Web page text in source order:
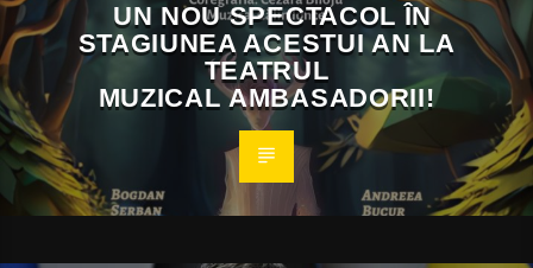
UN NOU SPECTACOL ÎN
STAGIUNEA ACESTUI AN LA
TEATRUL
MUZICAL AMBASADORII!